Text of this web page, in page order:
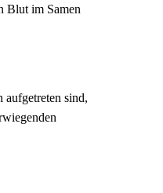
Blut im Samen
aufgetreten sind,